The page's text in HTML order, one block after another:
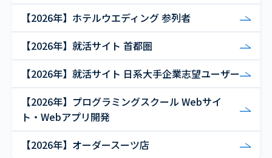
【2026年】ホテルウエディング 参列者
【2026年】就活サイト 首都圏
【2026年】就活サイト 日系大手企業志望ユーザー
【2026年】プログラミングスクール Webサイ
ト・Webアプリ開発
【2026年】オーダースーツ店